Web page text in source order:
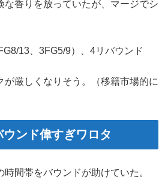
な香りを放っていたが、マージでシ
13、3FG5/9）、4リバウンド
が厳しくなりそう。（移籍市場的に
ウンド偉すぎワロタ
時間帯をバウンドが助けていた。